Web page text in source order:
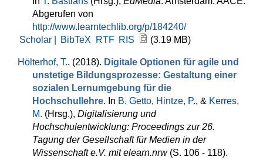
Abgerufen von
http://www.learntechlib.org/p/184240/
Scholar |
BibTeX RTF RIS (3.19 MB)
Hölterhof, T.. (2018). Digitale Optionen für agile und
unstetige Bildungsprozesse: Gestaltung einer
sozialen Lernumgebung für die
Hochschullehre. In B. Getto, Hintze, P., & Kerres,
M. (Hrsg.), Digitalisierung und
Hochschulentwicklung: Proceedings zur 26.
Tagung der Gesellschaft für Medien in der
Wissenschaft e.V. mit elearn.nrw(S. 106 - 118).